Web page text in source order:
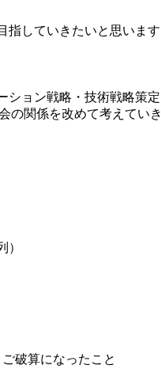
していきたいと思います
ョン戦略・技術戦略策
関係を改めて考えてい
破算になったこと